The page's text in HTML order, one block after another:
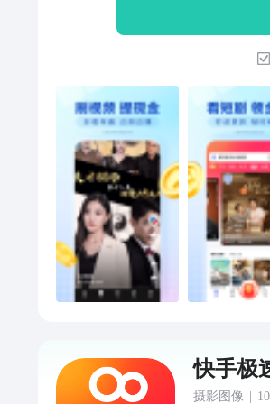
漫剧，视
效】简约搜
【精选内
断，定制
搭配简约
（小说视
番、影视
验。【任务
务，金币自
厚，天天领
快手极
摄影图像